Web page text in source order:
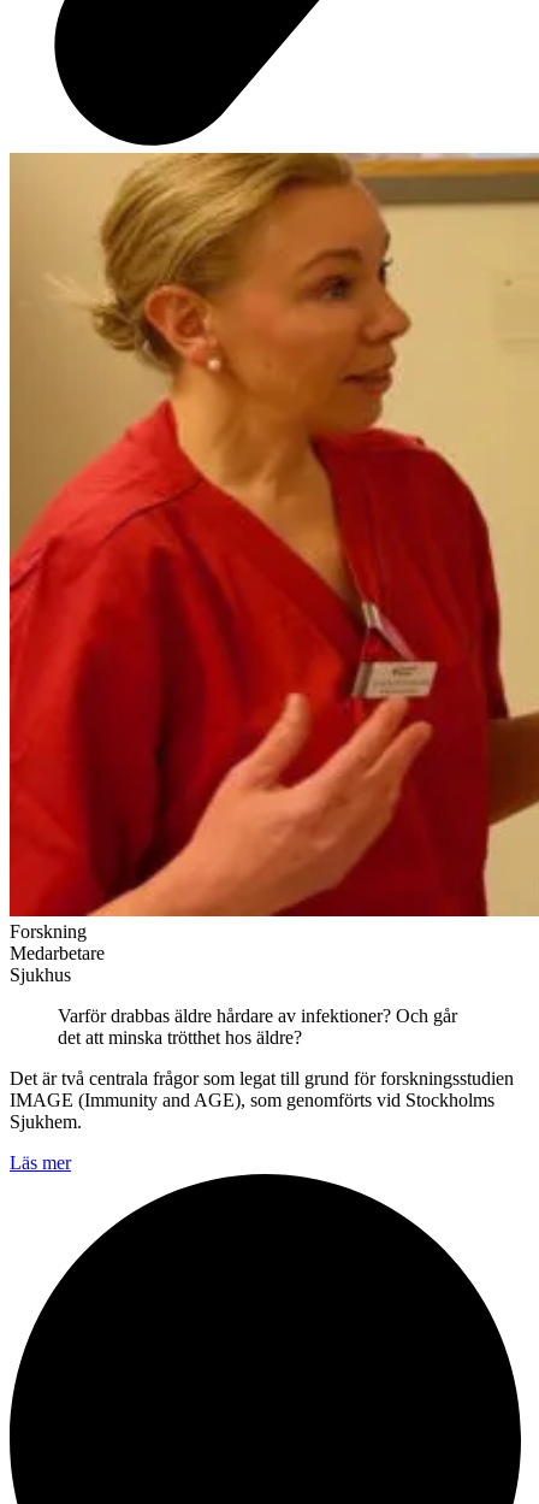
Forskning
Medarbetare
Sjukhus
Varför drabbas äldre hårdare av infektioner? Och går
det att minska trötthet hos äldre?
Det är två centrala frågor som legat till grund för forskningsstudien
IMAGE (Immunity and AGE), som genomförts vid Stockholms
Sjukhem.
Läs mer